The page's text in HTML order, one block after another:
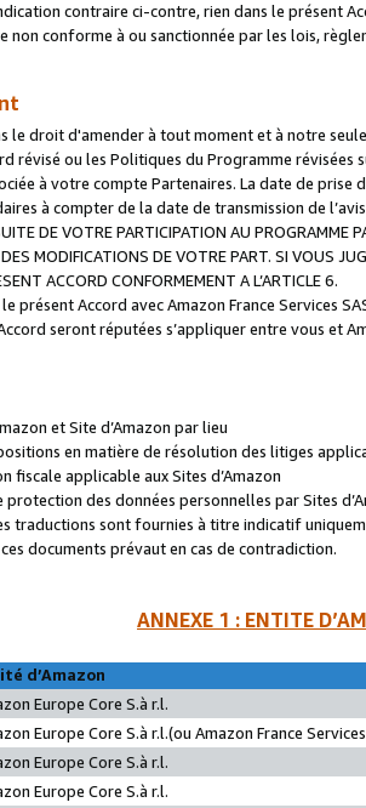
contraire ci-contre, rien dans le présent
non conforme à ou sanctionnée par les lois,
le droit d'amender à tout moment et à notre
révisé ou les Politiques du Programme
à votre compte Partenaires. La date de
à compter de la date de transmission de
DE VOTRE PARTICIPATION AU PROGRAMME
MODIFICATIONS DE VOTRE PART. SI VOUS
ACCORD CONFORMEMENT A L’ARTICLE 6.
présent Accord avec Amazon France Services
seront réputées s’appliquer entre vous et
et Site d’Amazon par lieu
en matière de résolution des litiges
fiscale applicable aux Sites d’Amazon
protection des données personnelles par Sites
traductions sont fournies à titre indicatif
documents prévaut en cas de contradiction.
ANNEXE 1 : ENTITE
d’Amazon
Europe Core S.à r.l.
Europe Core S.à r.l.(ou Amazon France
Europe Core S.à r.l.
Europe Core S.à r.l.